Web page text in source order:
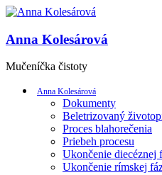
Anna Kolesárová
Mučeníčka čistoty
Anna Kolesárová
Dokumenty
Beletrizovaný
Proces blahorečenia
Priebeh procesu
Ukončenie diecéznej
Ukončenie rímskej